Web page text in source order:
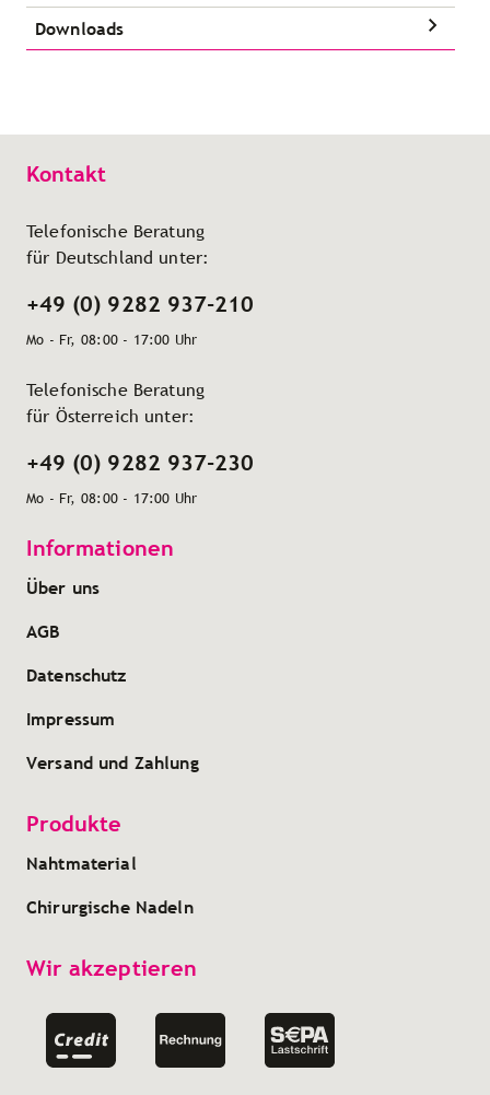
Downloads
Kontakt
Telefonische Beratung
für Deutschland unter:
+49 (0) 9282 937-210
Mo - Fr, 08:00 - 17:00 Uhr
Telefonische Beratung
für Österreich unter:
+49 (0) 9282 937-230
Mo - Fr, 08:00 - 17:00 Uhr
Informationen
Über uns
AGB
Datenschutz
Impressum
Versand und Zahlung
Produkte
Nahtmaterial
Chirurgische Nadeln
Wir akzeptieren